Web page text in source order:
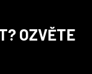
OZVĚTE